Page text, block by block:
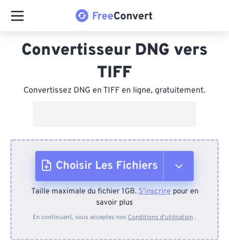
Convertisseur DNG vers
TIFF
Convertissez DNG en TIFF en ligne, gratuitement.
Choisir Les Fichiers
Depuis l'appareil
Taille maximale du fichier 1GB.S'inscrirepour en
savoir plus
En continuant, vous acceptez nos Conditions d'utilisation .